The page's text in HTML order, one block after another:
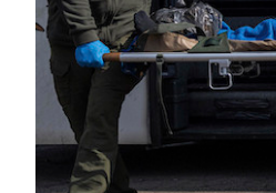
Sport
PODCAST
NEWSLETTER